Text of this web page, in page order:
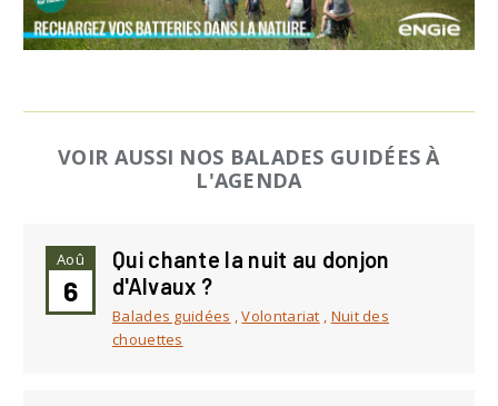
VOIR AUSSI NOS BALADES GUIDÉES À
L'AGENDA
Aoû
6
Qui chante la nuit au donjon
d'Alvaux ?
Balades guidées ,Volontariat
Nuit des
chouettes